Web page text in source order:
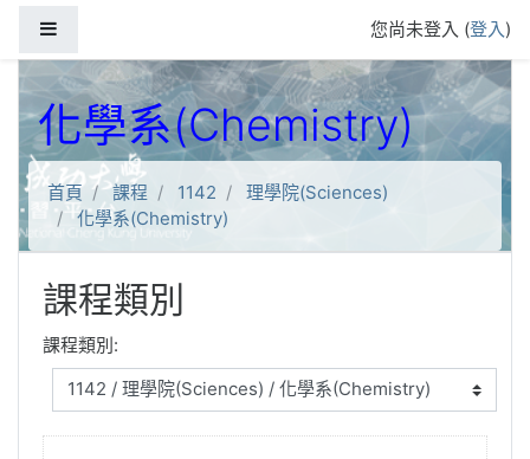
您尚未登入 (登入)
化學系(Chemistry)
首頁 課程 1142
理學院(Sciences)
化學系(Chemistry)
課程類別
課程類別: